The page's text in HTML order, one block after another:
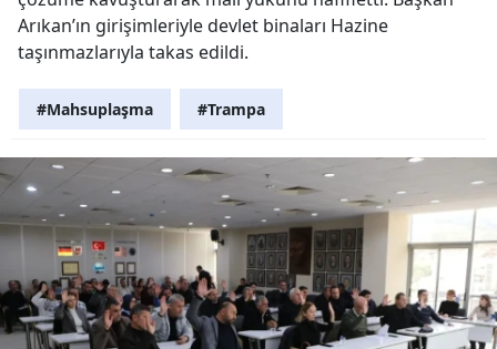
Arıkan’ın girişimleriyle devlet binaları Hazine
taşınmazlarıyla takas edildi.
#Mahsuplaşma #Trampa